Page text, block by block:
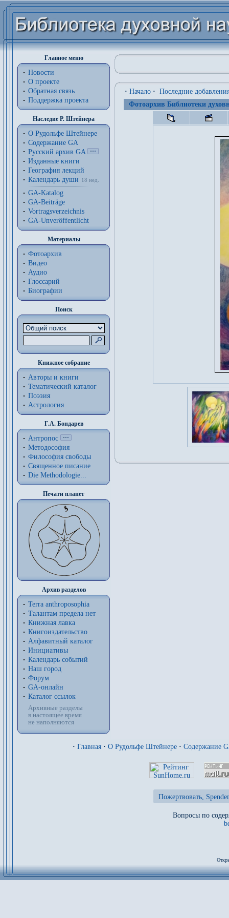
Главное меню
Новости
О проекте
Обратная связь
Поддержка проекта
Наследие Р. Штейнера
О Рудольфе Штейнере
Содержание GA
Русский архив GA
Изданные книги
География лекций
Календарь души
18 нед.
GA-Katalog
GA-Beiträge
Vortragsverzeichnis
GA-Unveröffentlicht
Материалы
Фотоархив
Видео
Аудио
Глоссарий
Биографии
Поиск
Книжное собрание
Авторы и книги
Тематический каталог
Поэзия
Астрология
Г.А. Бондарев
Антропос
Методософия
Философия cвободы
Священное писание
Die Methodologie...
Печати планет
Архив разделов
Terra anthroposophia
Талантам предела нет
Книжная лавка
Книгоиздательство
Алфавитный каталог
Инициативы
Календарь событий
Наш город
Форум
GA-онлайн
Каталог ссылок
Архивные разделы
в настоящее время
не наполняются
· Начало · Последние
Фотоархив Библиотеки
· Главная · О Рудольфе Штейнере · Содержание
Пожертвовать,
Вопросы по